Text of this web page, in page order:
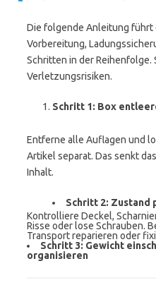
Die folgende Anleitung führt
Vorbereitung,
Schritten in der Reihenfolge.
Verletzungsrisiken.
Schritt 1: Box
Entferne alle Auflagen und
Artikel separat. Das senkt
Inhalt.
Schritt 2: Zustand
Kontrolliere Deckel,
Risse oder lose Schrauben.
Transport reparieren oder
Schritt 3: Gewicht
organisieren